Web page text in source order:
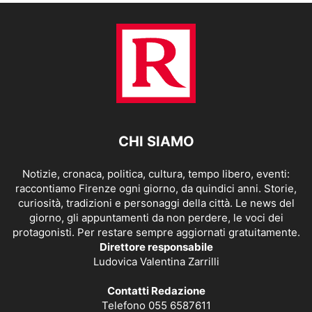
CHI SIAMO
Notizie, cronaca, politica, cultura, tempo libero, eventi:
raccontiamo Firenze ogni giorno, da quindici anni. Storie,
curiosità, tradizioni e personaggi della città. Le news del
giorno, gli appuntamenti da non perdere, le voci dei
protagonisti. Per restare sempre aggiornati gratuitamente.
Direttore responsabile
Ludovica Valentina Zarrilli
Contatti Redazione
Telefono 055 6587611